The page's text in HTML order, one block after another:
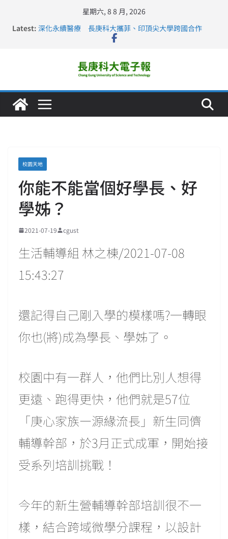
星期六, 8 8 月, 2026
Latest: 深化永續醫療 長庚科大攜菲、印頂尖大學跨國合作
長庚科大訪凱瑟醫療集團、美容學校收穫豐
仁德醫專與長庚科大締結策略聯盟 培育護理尖兵
長庚科大連四年穩居《遠見》醫學大學第5名 辦學實力再
校園天地
你能不能當個好學長、好
學姊？
2021-07-19 cgust
生活輔導組 林之棟/2021-07-08
15:43:27
還記得自己剛入學的模樣嗎?一轉眼
你也(將)成為學長、學姊了。
校園中有一群人，他們比別人想得
更遠、跑得更快，他們就是57位
「庚心家族—源緣流長」新生同儕
輔導幹部，於3月正式成軍，開始接
受系列培訓挑戰！
今年的新生營輔導幹部培訓很不一
樣，結合跨域微學分課程，以設計